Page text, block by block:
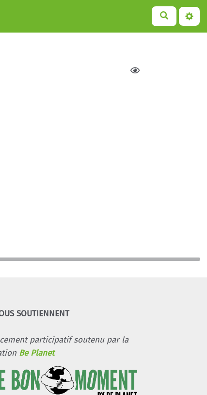
SOUTIENNENT
participatif soutenu par la
Be Planet